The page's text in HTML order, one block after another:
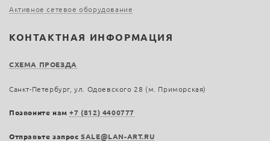
Активное сетевое оборудование
КОНТАКТНАЯ ИНФОРМАЦИЯ
СХЕМА ПРОЕЗДА
Санкт-Петербург, ул. Одоевского 28 (м. Приморская)
Позвоните нам+7 (812) 4400777
Отправьте запросSALE@LAN-ART.RU